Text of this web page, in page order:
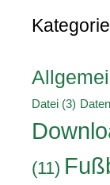
Datei (3)
(11)